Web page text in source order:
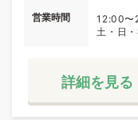
営業時間
12:00〜
土・日
詳細を見る